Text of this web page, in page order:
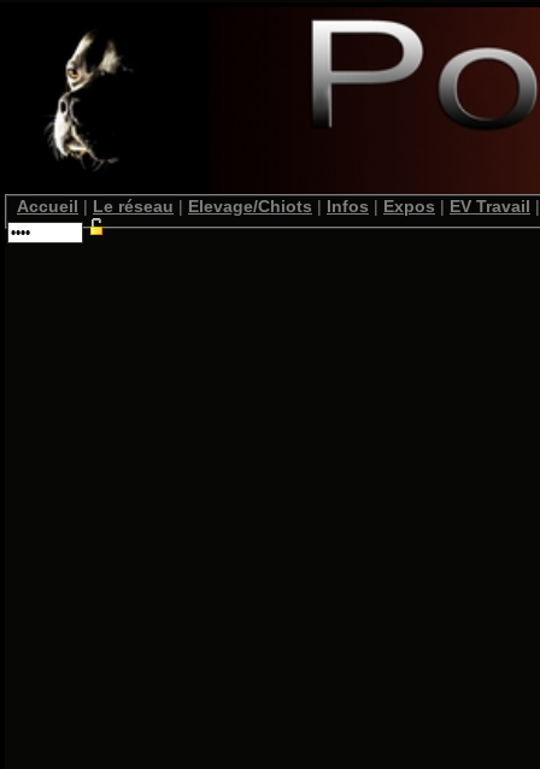
Accueil | Le réseau | Elevage/Chiots | Infos | Expos | EV Travail |